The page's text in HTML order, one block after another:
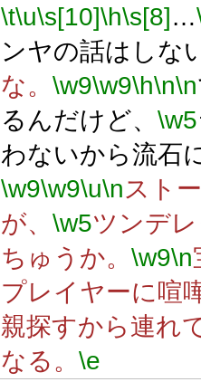
\t\u\s[10]\h\s[8]…
ンヤの話はしな
な。 \w9\w9\h\n\n
るんだけど、 \w5
わないから流石
\w9\w9\u\nスト
が、 \w5ツンデ
ちゅうか。 \w9\n
プレイヤーに喧
親探すから連れ
なる。 \e